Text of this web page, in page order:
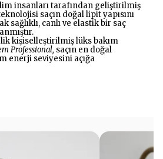
insanları tarafından geliştirilmiş
saçın doğal lipit yapısını
sağlıklı, canlı ve elastik bir saç
kişiselleştirilmiş lüks bakım
Professional, saçın en doğal
enerji seviyesini açığa